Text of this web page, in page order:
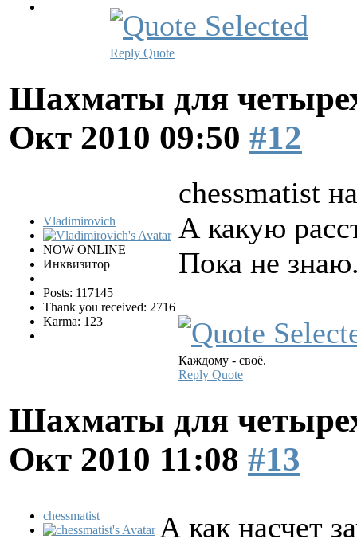
Reply Quote
Шахматы для
Окт 2010 09:50 #12
Vladimirovich
NOW ONLINE
Инквизитор
Posts: 117145
Thank you received: 2716
Karma: 123
chessmatist
А какую
Пока не
Каждому - своё.
Reply Quote
Шахматы для
Окт 2010 11:08 #13
chessmatist А как насчет